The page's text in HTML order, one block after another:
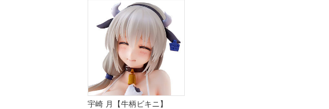
宇崎 月【牛柄ビキニ】